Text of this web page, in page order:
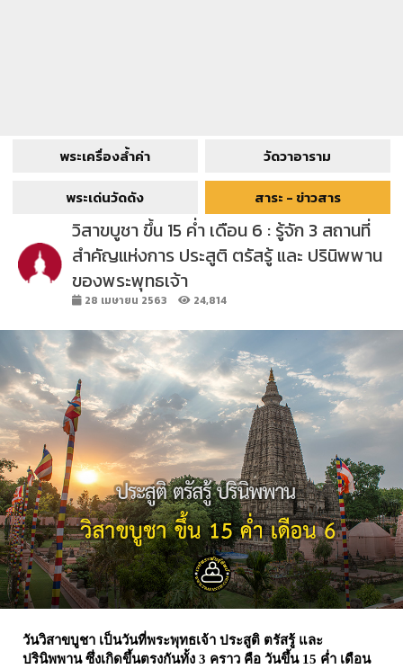
พระเครื่องล้ำค่า
วัดวาอาราม
พระเด่นวัดดัง
สาระ - ข่าวสาร
วิสาขบูชา ขึ้น 15 ค่ำ เดือน 6 : รู้จัก 3 สถานที่
สำคัญแห่งการ ประสูติ ตรัสรู้ และ ปรินิพพาน
ของพระพุทธเจ้า
28 เมษายน 2563 24,814
วันวิสาขบูชา เป็นวันที่พระพุทธเจ้า ประสูติ ตรัสรู้ และ
ปรินิพพาน ซึ่งเกิดขึ้นตรงกันทั้ง 3 คราว คือ วันขึ้น 15 ค่ำ เดือน